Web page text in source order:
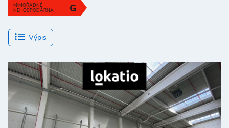
G
MIMOŘÁDNĚ
NEHOSPODÁRNÁ
Výpis